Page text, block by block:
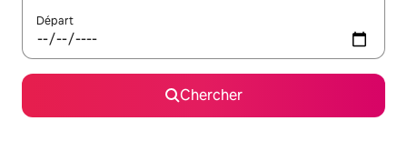
Départ
Chercher